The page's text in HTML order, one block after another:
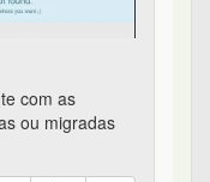
com as
ou migradas